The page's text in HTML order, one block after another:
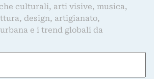
culturali, arti visive, musica,
design, artigianato,
e i trend globali da